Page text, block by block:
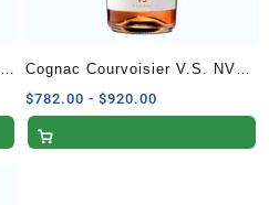
Cognac Courvoisier V.S. NVA
Pres – 700 ml
$782.00 - $920.00
de